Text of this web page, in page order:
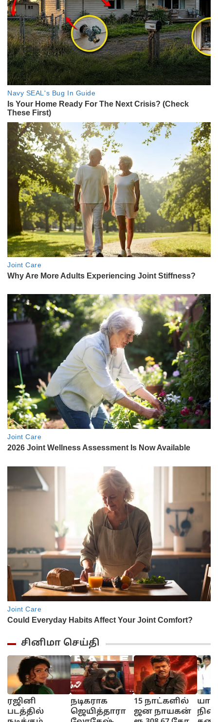
சினிமா செய்தி
ரஜினி
படத்தில்
நடிகராக
ஜெயித்தாரா
15 நாட்களில்
ஜன நாயகன்